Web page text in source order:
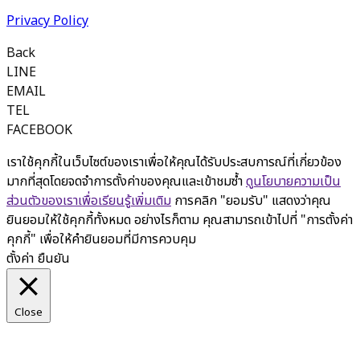
Privacy Policy
Back
LINE
EMAIL
TEL
FACEBOOK
เราใช้คุกกี้ในเว็บไซต์ของเราเพื่อให้คุณได้รับประสบการณ์ที่เกี่ยวข้อง
มากที่สุดโดยจดจำการตั้งค่าของคุณและเข้าชมซ้ำดูนโยบายความเป็น
ส่วนตัวของเราเพื่อเรียนรู้เพิ่มเติม การคลิก "ยอมรับ" แสดงว่าคุณ
ยินยอมให้ใช้คุกกี้ทั้งหมด อย่างไรก็ตาม คุณสามารถเข้าไปที่ "การตั้งค่า
คุกกี้" เพื่อให้คำยินยอมที่มีการควบคุม
ตั้งค่า ยืนยัน
Close